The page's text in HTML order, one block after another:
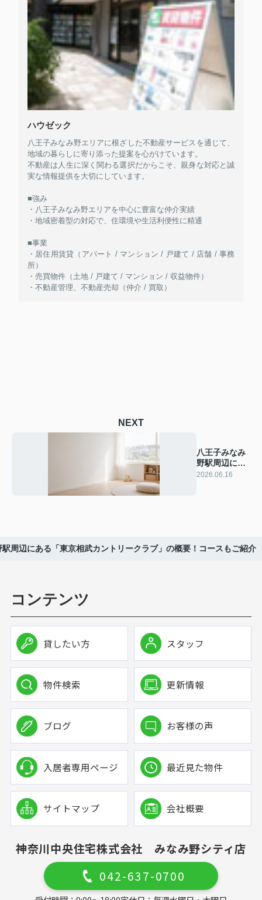
ハウゼック
八王子みなみ野エリアに根ざした不動産サービスを通じて、
地域の暮らしに寄り添った提案を心がけています。
不動産は人生に深く関わる選択だからこそ、親身な対応と誠
実な情報提供を大切にしています。
■強み
・八王子みなみ野エリアを中心に豊富な仲介実績
・地域密着型の対応で、住環境や生活利便性に精通
■事業
・居住用賃貸（アパート / マンション / 戸建て / 店舗 / 事務
所）
・売買物件（土地 / 戸建て / マンション / 収益物件）
・不動産管理、不動産売却（仲介 / 買取）
NEXT
八王子みなみ
野駅周辺にあ
る「クラージ
2026.06.16
周辺にある「東京相武カントリークラブ」の概要！コースもご紹介
コンテンツ
貸したい方 スタッフ
物件検索 更新情報
ブログ お客様の声
入居者専用ページ 最近見た物件
サイトマップ 会社概要
神奈川中央住宅株式会社 みなみ野シティ店
042-637-0700